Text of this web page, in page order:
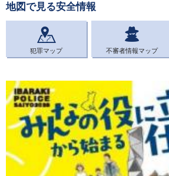
地図で見る安全情報
犯罪マップ 不審者情報マップ